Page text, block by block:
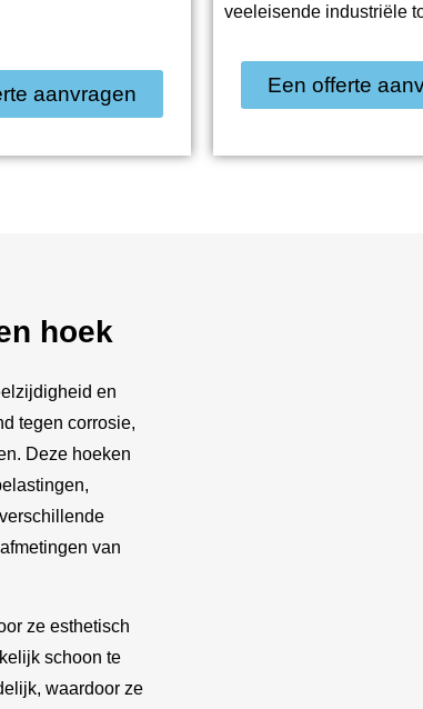
aanvragen
veeleisende industriële
Een offerte
hoek
en
tegen corrosie,
Deze hoeken
van
ze esthetisch
schoon te
waardoor ze